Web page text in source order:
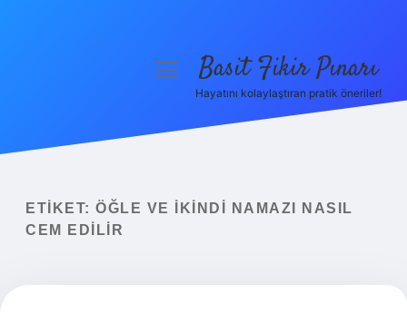
Yasal Uyarı
menüyüBasit Fikir Pınarı
Hayatını kolaylaştıran pratik öneriler!
ETIKET: ÖĞLE VE IKINDI NAMAZI NASIL
CEM EDILIR